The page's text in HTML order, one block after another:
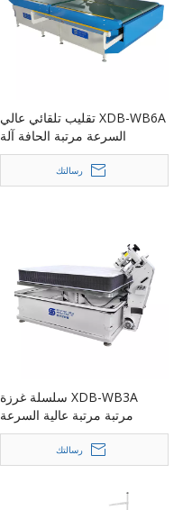
XDB-WB6A تقليب تلقائي عالي
السرعة مرتبة الحافة آلة
رسالتك
XDB-WB3A سلسلة غرزة
مرتبة مرتبة عالية السرعة
رسالتك